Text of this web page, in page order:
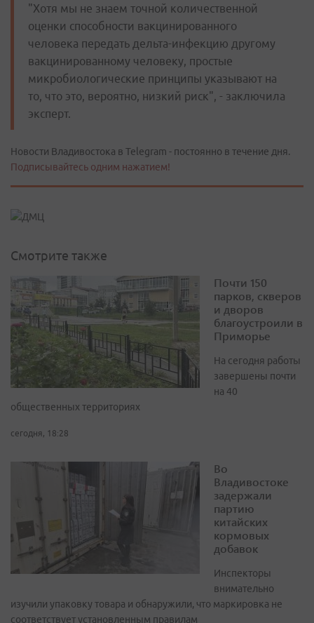
"Хотя мы не знаем точной количественной
оценки способности вакцинированного
человека передать дельта-инфекцию другому
вакцинированному человеку, простые
микробиологические принципы указывают на
то, что это, вероятно, низкий риск", - заключила
эксперт.
Новости Владивостока в Telegram - постоянно в течение дня.
Подписывайтесь одним нажатием!
Смотрите также
Почти 150
парков, скверов
и дворов
благоустроили в
Приморье
На сегодня работы
завершены почти
на 40
общественных территориях
сегодня, 18:28
Во
Владивостоке
задержали
партию
китайских
кормовых
добавок
Инспекторы
внимательно
изучили упаковку товара и обнаружили, что маркировка не
соответствует установленным правилам